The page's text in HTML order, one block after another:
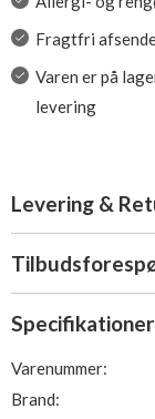
Fragtfri
Varen er på
levering
Levering &
Specifikationer
Varenummer:
Brand: